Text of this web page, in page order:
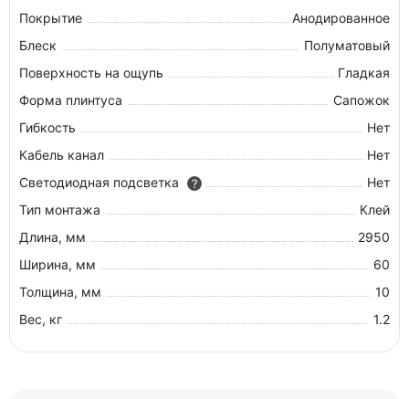
Покрытие
Анодированное
Блеск
Полуматовый
Поверхность на ощупь
Гладкая
Форма плинтуса
Сапожок
Гибкость
Нет
Кабель канал
Нет
Светодиодная подсветка
?
Нет
Тип монтажа
Клей
Длина, мм
2950
Ширина, мм
60
Толщина, мм
10
Вес, кг
1.2